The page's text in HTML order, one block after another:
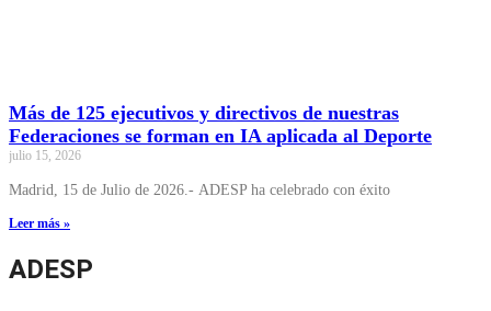
Más de 125 ejecutivos y directivos de nuestras
Federaciones se forman en IA aplicada al Deporte
julio 15, 2026
Madrid, 15 de Julio de 2026.- ADESP ha celebrado con éxito
Leer más »
ADESP​